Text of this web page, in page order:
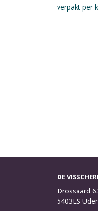
verpakt per
DE
Drossaard
5403ES Uden